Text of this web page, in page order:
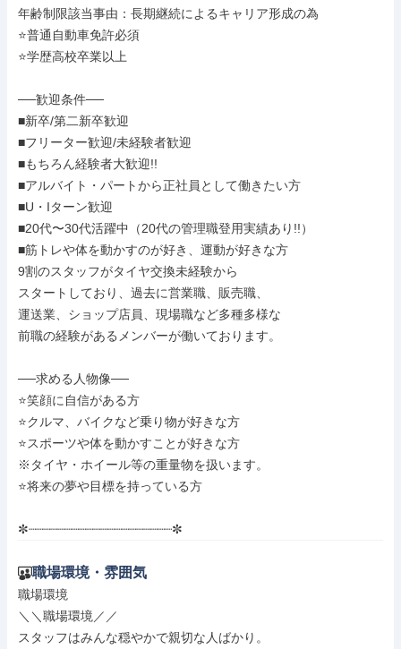
年齢制限該当事由：長期継続によるキャリア形成の為
⭐️普通自動車免許必須
⭐️学歴高校卒業以上
──歓迎条件──
■新卒/第二新卒歓迎
■フリーター歓迎/未経験者歓迎
■もちろん経験者大歓迎!!
■アルバイト・パートから正社員として働きたい方
■U・Iターン歓迎
■20代〜30代活躍中（20代の管理職登用実績あり!!）
■筋トレや体を動かすのが好き、運動が好きな方
9割のスタッフがタイヤ交換未経験から
スタートしており、過去に営業職、販売職、
運送業、ショップ店員、現場職など多種多様な
前職の経験があるメンバーが働いております。
──求める人物像──
⭐️笑顔に自信がある方
⭐️クルマ、バイクなど乗り物が好きな方
⭐️スポーツや体を動かすことが好きな方
※タイヤ・ホイール等の重量物を扱います。
⭐️将来の夢や目標を持っている方
✼┈┈┈┈┈┈┈┈┈┈┈┈┈┈┈┈┈┈┈┈✼
職場環境・雰囲気
職場環境
＼＼職場環境／／
スタッフはみんな穏やかで親切な人ばかり。